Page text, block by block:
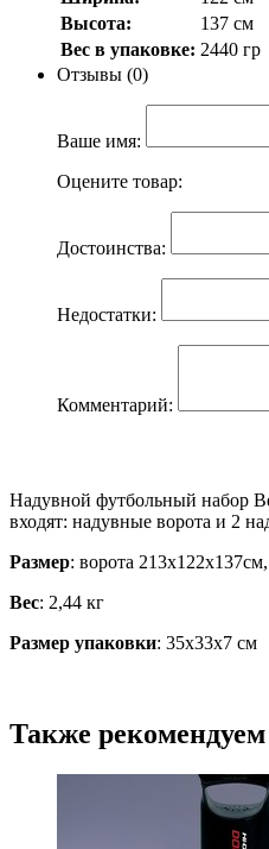
Высота:
137 см
Вес в упаковке: 2440 гр
Отзывы (0)
Ваше имя:
Оцените товар:
Достоинства:
Недостатки:
Комментарий:
Надувной футбольный набор
входят: надувные ворота и 2
Размер: ворота
Вес: 2,44 кг
Размер упаковки: 35х33х7 см
Также